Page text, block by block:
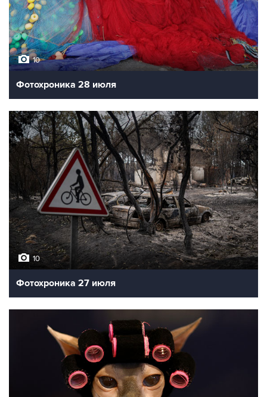
10
Фотохроника 28 июля
10
Фотохроника 27 июля